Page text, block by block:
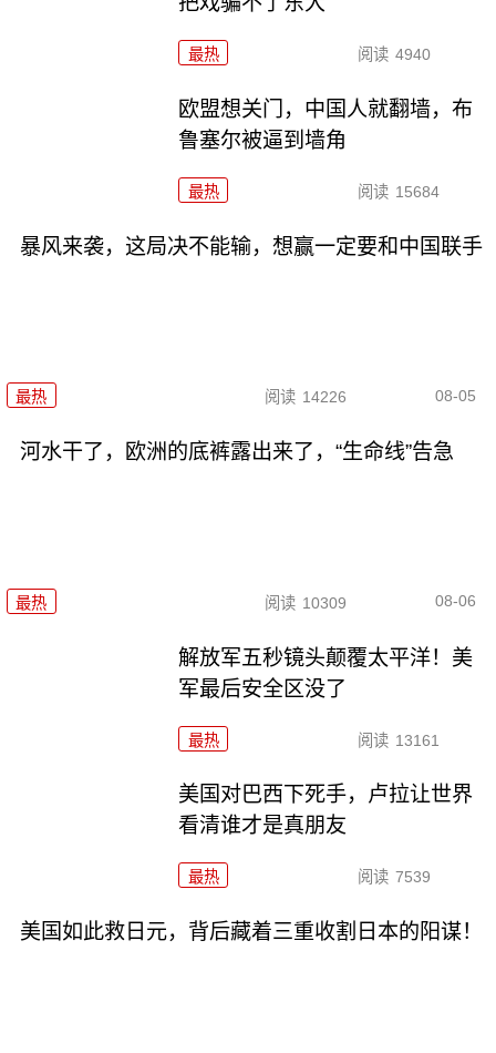
最热 阅读 4940
欧盟想关门，中国人就翻墙，布
鲁塞尔被逼到墙角
最热 阅读 15684
暴风来袭，这局决不能输，想赢一定要和中国联手
最热 阅读 14226 08-05
河水干了，欧洲的底裤露出来了，“生命线”告急
最热 阅读 10309 08-06
解放军五秒镜头颠覆太平洋！美
军最后安全区没了
最热 阅读 13161
美国对巴西下死手，卢拉让世界
看清谁才是真朋友
最热 阅读 7539
美国如此救日元，背后藏着三重收割日本的阳谋！